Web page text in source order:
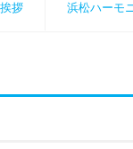
拶 浜松ハーモ